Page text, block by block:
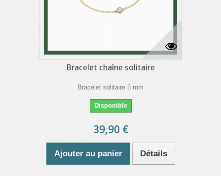
Bracelet chaîne solitaire
Bracelet solitaire 5 mm
Disponible
39,90 €
Ajouter au panier Détails